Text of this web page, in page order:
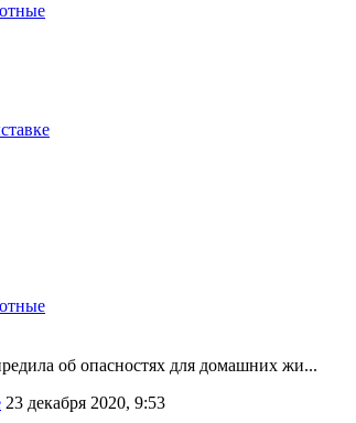
об опасностях для домашних жи...
23 декабря 2020, 9:53